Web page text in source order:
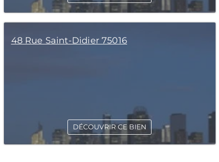
48 Rue Saint-Didier 75016
DÉCOUVRIR CE BIEN